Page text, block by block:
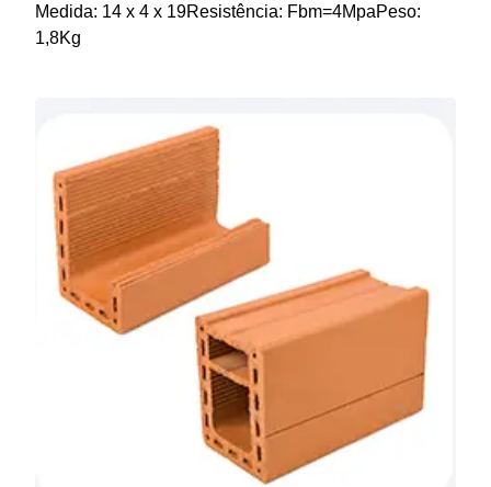
Medida: 14 x 4 x 19Resistência: Fbm=4MpaPeso:
1,8Kg